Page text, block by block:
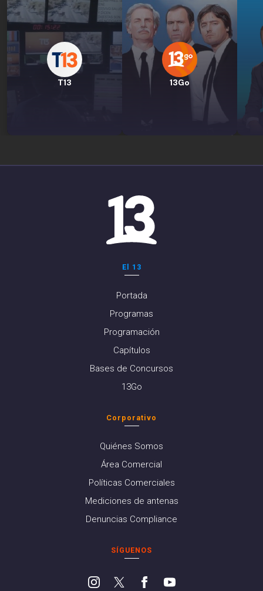
T13 13Go
El 13
Portada
Programas
Programación
Capítulos
Bases de Concursos
13Go
Corporativo
Quiénes Somos
Área Comercial
Políticas Comerciales
Mediciones de antenas
Denuncias Compliance
SÍGUENOS